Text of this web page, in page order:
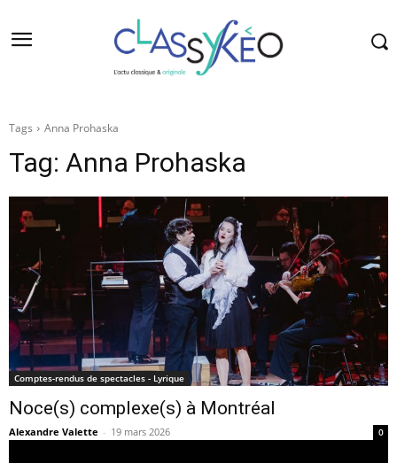
Tags Anna Prohaska
Tag: Anna Prohaska
Comptes-rendus de spectacles - Lyrique
Noce(s) complexe(s) à Montréal
Alexandre Valette - 19 mars 2026 0